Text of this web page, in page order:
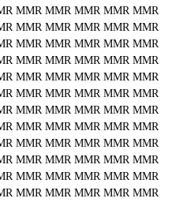
MMR MMR MMR MMR MMR
MMR MMR MMR MMR MMR
MMR MMR MMR MMR MMR
MMR MMR MMR MMR MMR
MMR MMR MMR MMR MMR
MMR MMR MMR MMR MMR
MMR MMR MMR MMR MMR
MMR MMR MMR MMR MMR
MMR MMR MMR MMR MMR
MMR MMR MMR MMR MMR
MMR MMR MMR MMR MMR
MMR MMR MMR MMR MMR